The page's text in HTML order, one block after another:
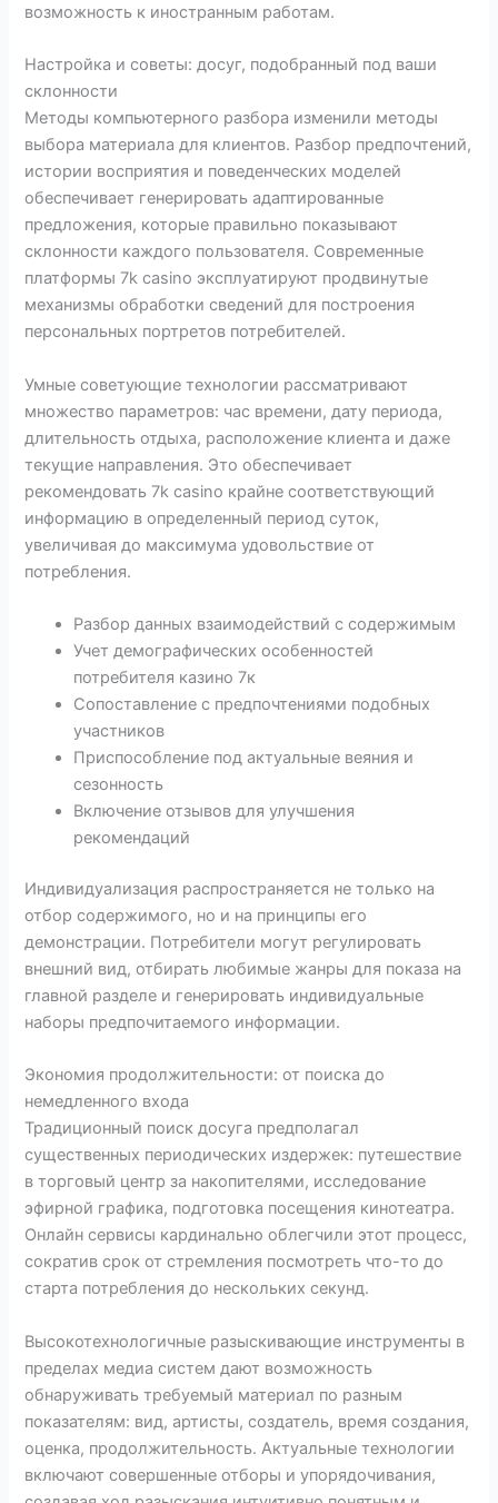
возможность к иностранным работам.
Настройка и советы: досуг, подобранный под ваши
склонности
Методы компьютерного разбора изменили методы
выбора материала для клиентов. Разбор предпочтений,
истории восприятия и поведенческих моделей
обеспечивает генерировать адаптированные
предложения, которые правильно показывают
склонности каждого пользователя. Современные
платформы 7k casino эксплуатируют продвинутые
механизмы обработки сведений для построения
персональных портретов потребителей.
Умные советующие технологии рассматривают
множество параметров: час времени, дату периода,
длительность отдыха, расположение клиента и даже
текущие направления. Это обеспечивает
рекомендовать 7k casino крайне соответствующий
информацию в определенный период суток,
увеличивая до максимума удовольствие от
потребления.
Разбор данных взаимодействий с содержимым
Учет демографических особенностей
потребителя казино 7к
Сопоставление с предпочтениями подобных
участников
Приспособление под актуальные веяния и
сезонность
Включение отзывов для улучшения
рекомендаций
Индивидуализация распространяется не только на
отбор содержимого, но и на принципы его
демонстрации. Потребители могут регулировать
внешний вид, отбирать любимые жанры для показа на
главной разделе и генерировать индивидуальные
наборы предпочитаемого информации.
Экономия продолжительности: от поиска до
немедленного входа
Традиционный поиск досуга предполагал
существенных периодических издержек: путешествие
в торговый центр за накопителями, исследование
эфирной графика, подготовка посещения кинотеатра.
Онлайн сервисы кардинально облегчили этот процесс,
сократив срок от стремления посмотреть что-то до
старта потребления до нескольких секунд.
Высокотехнологичные разыскивающие инструменты в
пределах медиа систем дают возможность
обнаруживать требуемый материал по разным
показателям: вид, артисты, создатель, время создания,
оценка, продолжительность. Актуальные технологии
включают совершенные отборы и упорядочивания,